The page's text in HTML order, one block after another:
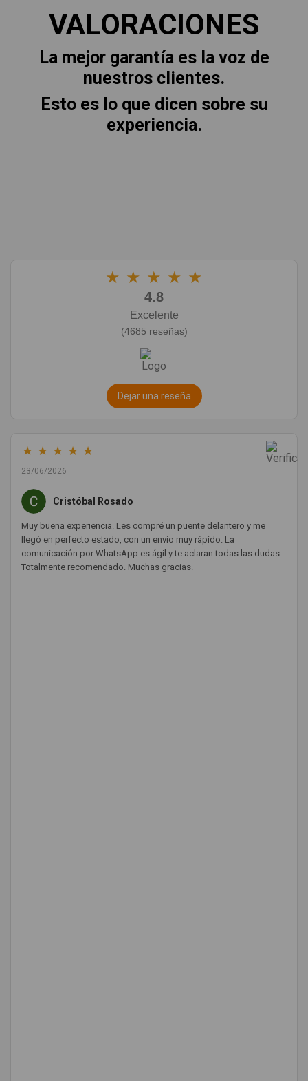
VALORACIONES
La mejor garantía es la voz de
nuestros clientes.
Esto es lo que dicen sobre su
experiencia.
★ ★ ★ ★ ★
4.8
Excelente
(4685 reseñas)
Dejar una reseña
★ ★ ★ ★ ★
23/06/2026
Cristóbal Rosado
Muy buena experiencia. Les compré un puente delantero y me
llegó en perfecto estado, con un envío muy rápido. La
comunicación por WhatsApp es ágil y te aclaran todas las dudas.
Totalmente recomendado. Muchas gracias.